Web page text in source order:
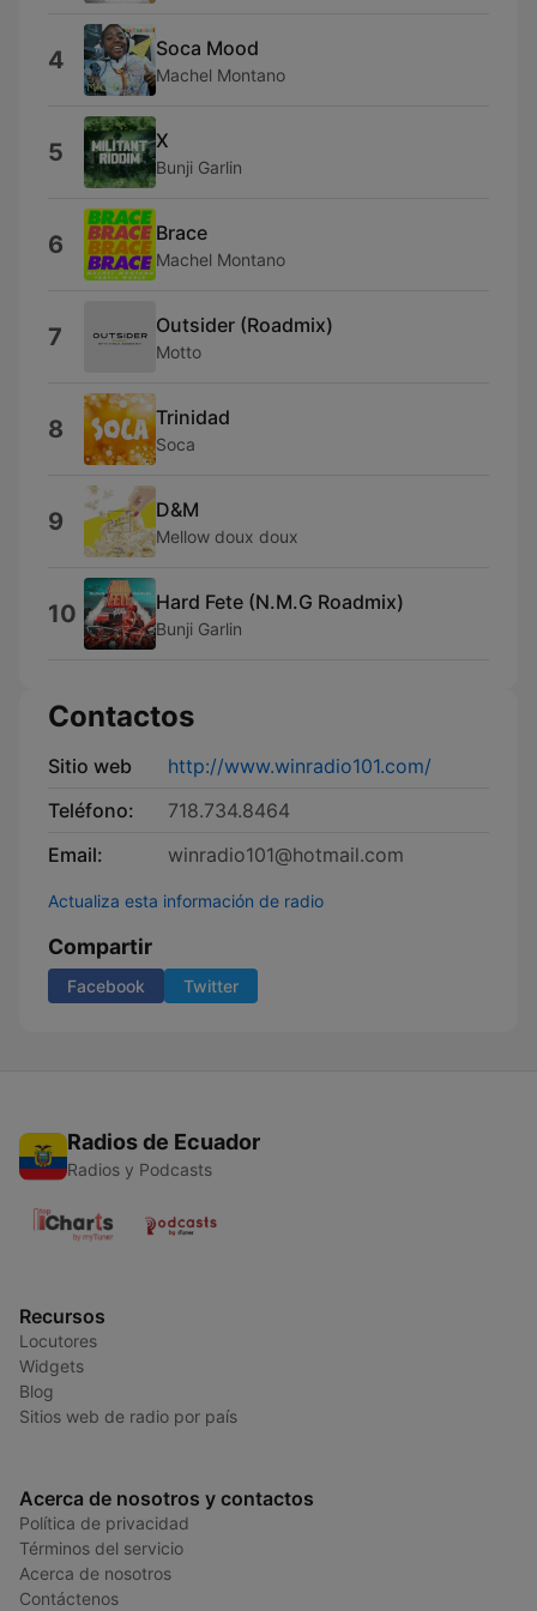
4 Soca Mood
Machel Montano
5 X
Bunji Garlin
6 Brace
Machel Montano
7 Outsider (Roadmix)
Motto
8 Trinidad
Soca
9 D&M
Mellow doux doux
10 Hard Fete (N.M.G Roadmix)
Bunji Garlin
Contactos
Sitio web
http://www.winradio101.com/
Teléfono:
718.734.8464
Email:
winradio101@hotmail.com
Actualiza esta información de radio
Compartir
Facebook Twitter
Radios de Ecuador
Radios y Podcasts
Recursos
Locutores
Widgets
Blog
Sitios web de radio por país
Acerca de nosotros y contactos
Política de privacidad
Términos del servicio
Acerca de nosotros
Contáctenos